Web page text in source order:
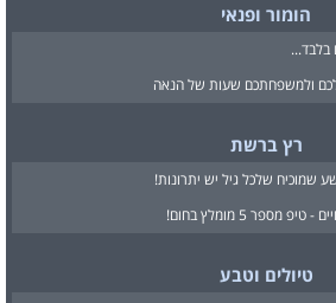
הומור ופנאי
בלבד...
ולמשפחתכם שעות של הנאה
רץ ברשת
טיולים וטבע